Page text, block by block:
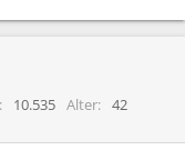
10.535 Alter
42